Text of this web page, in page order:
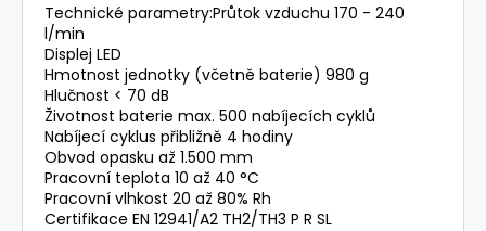
Technické parametry:Průtok vzduchu 170 - 240
l/min
Displej LED
Hmotnost jednotky (včetně baterie) 980 g
Hlučnost < 70 dB
Životnost baterie max. 500 nabíjecích cyklů
Nabíjecí cyklus přibližně 4 hodiny
Obvod opasku až 1.500 mm
Pracovní teplota 10 až 40 °C
Pracovní vlhkost 20 až 80% Rh
Certifikace EN 12941/A2 TH2/TH3 P R SL